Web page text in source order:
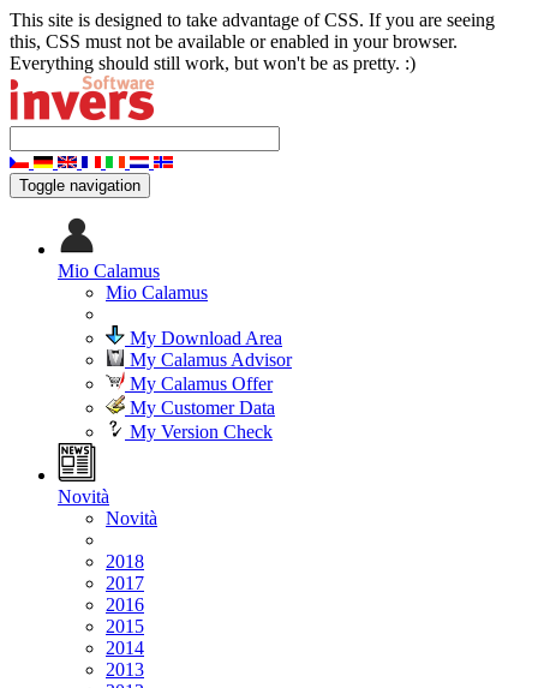
This site is designed to take advantage of CSS. If you are seeing
this, CSS must not be available or enabled in your browser.
Everything should still work, but won't be as pretty. :)
Toggle navigation
Mio Calamus
Mio Calamus
My Download Area
My Calamus Advisor
My Calamus Offer
My Customer Data
My Version Check
Novità
Novità
2018
2017
2016
2015
2014
2013